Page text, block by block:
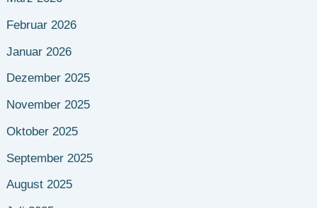
Februar 2026
Januar 2026
Dezember 2025
November 2025
Oktober 2025
September 2025
August 2025